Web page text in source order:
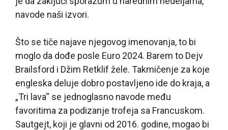
navode naši izvori.
Što se tiče najave njegovog imenovanja, to bi
moglo da dođe posle Euro 2024. Barem to Dejv
Brailsford i Džim Retklif žele. Takmičenje za koje
engleska deluje dobro postavljeno ide do kraja, a
„Tri lava“ se jednoglasno navode među
favoritima za podizanje trofeja sa Francuskom.
Sautgejt, koji je glavni od 2016. godine, mogao bi